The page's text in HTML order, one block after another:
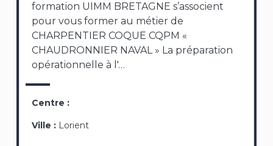
formation UIMM BRETAGNE s’associent
pour vous former au métier de
CHARPENTIER COQUE CQPM «
CHAUDRONNIER NAVAL » La préparation
opérationnelle à l'…
Centre :
Ville : Lorient